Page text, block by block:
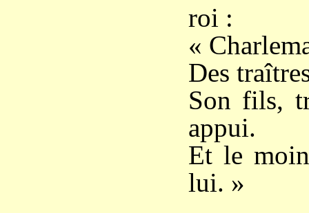
roi :
«
Des
Son fils,
appui.
Et le
lui. »